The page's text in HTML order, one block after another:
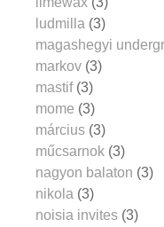
ludmilla (3)
magashegyi
markov (3)
mastif (3)
mome (3)
március (3)
műcsarnok (3)
nagyon balaton (3)
nikola (3)
noisia invites (3)